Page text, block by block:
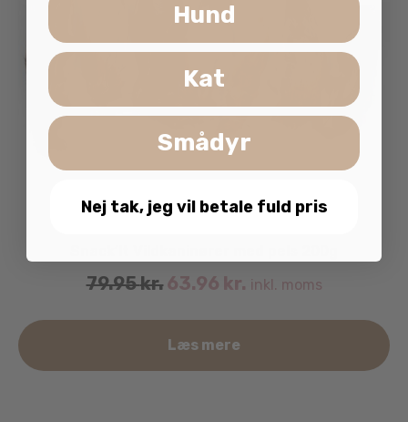
79.95kr.63.96 kr. inkl. moms
Læs mere
Hund
Kat
Smådyr
Nej tak, jeg vil betale fuld pris